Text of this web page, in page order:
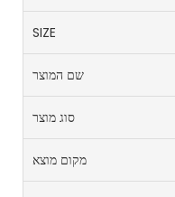
SIZE
שם המוצר
סוג מוצר
מקום מוצא